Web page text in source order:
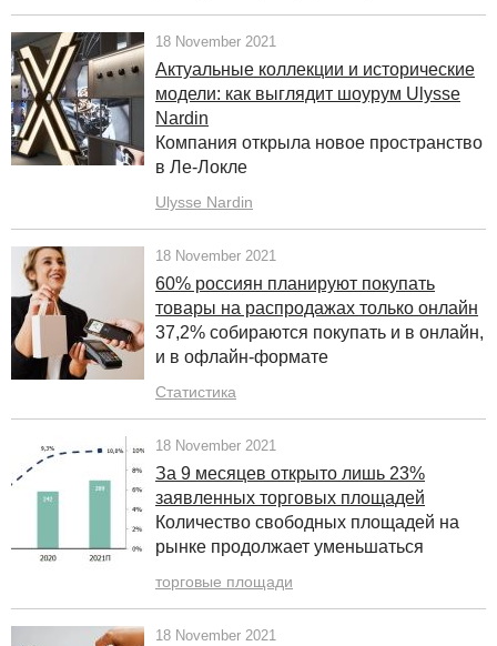
18 November 2021
Актуальные коллекции и исторические
модели: как выглядит шоурум Ulysse
Nardin
Компания открыла новое пространство
в Ле-Локле
Ulysse Nardin
18 November 2021
60% россиян планируют покупать
товары на распродажах только онлайн
37,2% собираются покупать и в онлайн,
и в офлайн-формате
Статистика
18 November 2021
За 9 месяцев открыто лишь 23%
заявленных торговых площадей
Количество свободных площадей на
рынке продолжает уменьшаться
торговые площади
18 November 2021